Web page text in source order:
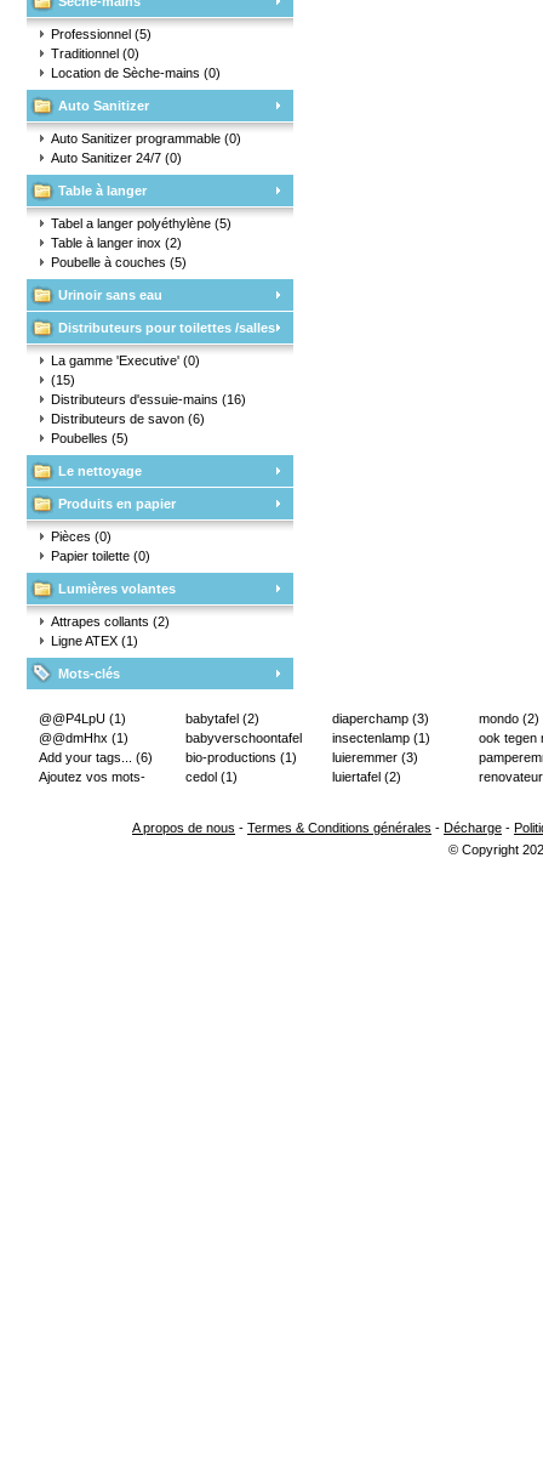
Professionnel (5)
Traditionnel (0)
Location de Sèche-mains (0)
Auto Sanitizer
Auto Sanitizer programmable (0)
Auto Sanitizer 24/7 (0)
Table à langer
Tabel a langer polyéthylène (5)
Table à langer inox (2)
Poubelle à couches (5)
Urinoir sans eau
Distributeurs pour toilettes /salles
d'eauLa gamme 'Executive' (0)
(15)
Distributeurs d'essuie-mains (16)
Distributeurs de savon (6)
Poubelles (5)
Le nettoyage
Produits en papier
Pièces (0)
Papier toilette (0)
Lumières volantes
Attrapes collants (2)
Ligne ATEX (1)
Mots-clés
@@P4LpU (1)
@@dmHhx (1)
Add your tags... (6)
Ajoutez vos mots-
babytafel (2)
babyverschoontafel
(2)
bio-productions (1)
cedol (1)
diaperchamp (3)
insectenlamp (1)
luieremmer (3)
luiertafel (2)
mondo (2)
ook tegen
A propos de nous - Termes & Conditions générales - Décharge -
© Copyright